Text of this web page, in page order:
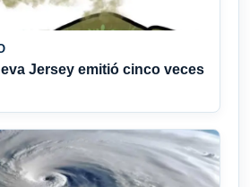
Jersey emitió cinco veces